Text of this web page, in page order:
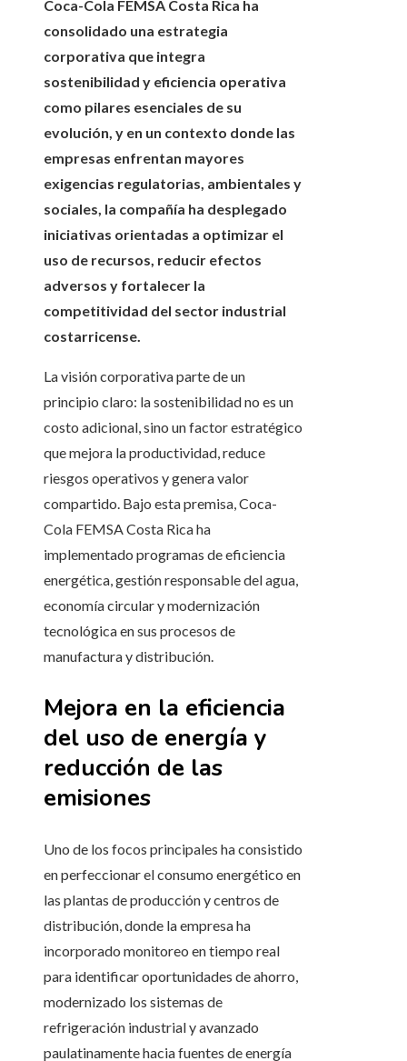
Coca-Cola FEMSA Costa Rica ha
consolidado una estrategia
corporativa que integra
sostenibilidad y eficiencia operativa
como pilares esenciales de su
evolución, y en un contexto donde las
empresas enfrentan mayores
exigencias regulatorias, ambientales y
sociales, la compañía ha desplegado
iniciativas orientadas a optimizar el
uso de recursos, reducir efectos
adversos y fortalecer la
competitividad del sector industrial
costarricense.
La visión corporativa parte de un
principio claro: la sostenibilidad no es un
costo adicional, sino un factor estratégico
que mejora la productividad, reduce
riesgos operativos y genera valor
compartido. Bajo esta premisa, Coca-
Cola FEMSA Costa Rica ha
implementado programas de eficiencia
energética, gestión responsable del agua,
economía circular y modernización
tecnológica en sus procesos de
manufactura y distribución.
Mejora en la eficiencia
del uso de energía y
reducción de las
emisiones
Uno de los focos principales ha consistido
en perfeccionar el consumo energético en
las plantas de producción y centros de
distribución, donde la empresa ha
incorporado monitoreo en tiempo real
para identificar oportunidades de ahorro,
modernizado los sistemas de
refrigeración industrial y avanzado
paulatinamente hacia fuentes de energía